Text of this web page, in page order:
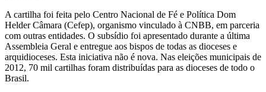
A cartilha foi feita pelo Centro Nacional de Fé e Política Dom
Helder Câmara (Cefep), organismo vinculado à CNBB, em parceria
com outras entidades. O subsídio foi apresentado durante a última
Assembleia Geral e entregue aos bispos de todas as dioceses e
arquidioceses. Esta iniciativa não é nova. Nas eleições municipais de
2012, 70 mil cartilhas foram distribuídas para as dioceses de todo o
Brasil.